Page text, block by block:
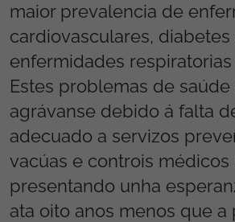
maior prevalencia de
cardiovasculares, diabetes
enfermidades respiratorias
Estes problemas de
agrávanse debido á falta
adecuado a servizos
vacúas e controis médicos
presentando unha
ata oito anos menos que a